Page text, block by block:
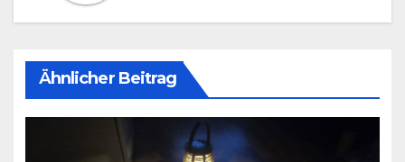
Ähnlicher Beitrag